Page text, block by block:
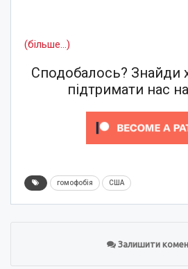
(більше…)
Сподобалось? Знайди
підтримати нас
гомофобія США
Залишити